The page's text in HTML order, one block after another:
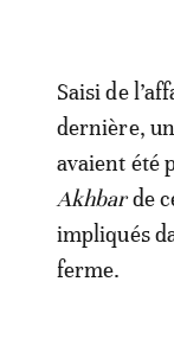
Saisi de
dernière,
avaient été
Akhbarde
impliqués
ferme.